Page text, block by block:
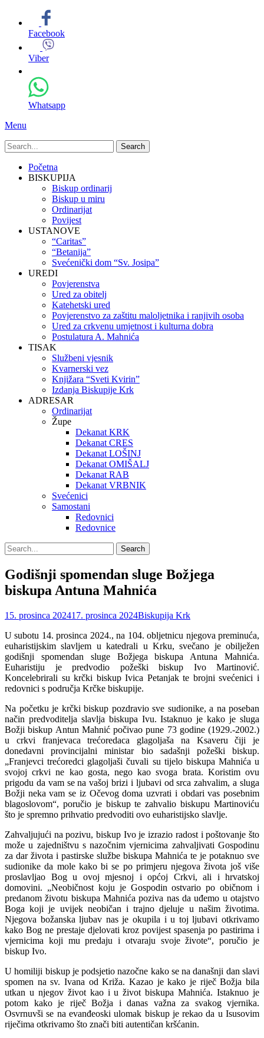
Facebook
Viber
Whatsapp
Menu
Search
for:
Primary
Menu
Skip
Početna
BISKUPIJA
Biskup ordinarij
Biskup u miru
Ordinarijat
Povijest
USTANOVE
“Caritas”
“Betanija”
Svećenički dom “Sv. Josipa”
UREDI
Povjerenstva
Ured za obitelj
Katehetski ured
Povjerenstvo za zaštitu maloljetnika i ranjivih osoba
Ured za crkvenu umjetnost i kulturna dobra
Postulatura A. Mahnića
TISAK
Službeni vjesnik
Kvarnerski vez
Knjižara “Sveti Kvirin”
Izdanja Biskupije Krk
ADRESAR
Ordinarijat
Župe
Dekanat KRK
Dekanat CRES
Dekanat LOŠINJ
Dekanat OMIŠALJ
Dekanat RAB
Dekanat VRBNIK
Svećenici
Samostani
Redovnici
Redovnice
Search
Search
for:
Godišnji spomendan sluge Božjega
biskupa Antuna Mahnića
Posted
15. prosinca 202417. prosinca 2024Author
Biskupija Krk
U subotu 14. prosinca 2024., na 104. obljetnicu njegova preminuća,
euharistijskim slavljem u katedrali u Krku, svečano je obilježen
godišnji spomendan sluge Božjega biskupa Antuna Mahnića.
Euharistiju je predvodio požeški biskup Ivo Martinović.
Koncelebrirali su krčki biskup Ivica Petanjak te brojni svećenici i
redovnici s područja Krčke biskupije.
Na početku je krčki biskup pozdravio sve sudionike, a na poseban
način predvoditelja slavlja biskupa Ivu. Istaknuo je kako je sluga
Božji biskup Antun Mahnić počivao pune 73 godine (1929.-2002.)
u crkvi franjevaca trećoredaca glagoljaša na Ksaveru čiji je
donedavni provincijalni ministar bio sadašnji požeški biskup.
„Franjevci trećoredci glagoljaši čuvali su tijelo biskupa Mahnića u
svojoj crkvi ne kao gosta, nego kao svoga brata. Koristim ovu
prigodu da vam se na vašoj brizi i ljubavi od srca zahvalim, a sluga
Božji neka vam se iz Očevog doma uzvrati i obdari vas posebnim
blagoslovom“, poručio je biskup te zahvalio biskupu Martinoviću
što je spremno prihvatio predvoditi ovo euharistijsko slavlje.
Zahvaljujući na pozivu, biskup Ivo je izrazio radost i poštovanje što
može u zajedništvu s nazočnim vjernicima zahvaljivati Gospodinu
za dar života i pastirske službe biskupa Mahnića te je potaknuo sve
sudionike da mole kako bi se po primjeru njegova života još više
proslavljao Bog u ovoj mjesnoj i općoj Crkvi, ali i hrvatskoj
domovini. „Neobičnost koju je Gospodin ostvario po običnom i
predanom životu biskupa Mahnića poziva nas da uđemo u otajstvo
Boga koji je uvijek neobičan i trajno djeluje u našim životima.
Njegova božanska ljubav nas je okupila i u toj ljubavi otkrivamo
kako Bog ne prestaje djelovati kroz povijest spasenja po pastirima i
vjernicima koji mu predaju i otvaraju svoje živote“, poručio je
biskup Ivo.
U homiliji biskup je podsjetio nazočne kako se na današnji dan slavi
spomen na sv. Ivana od Križa. Kazao je kako je riječ Božja bila
utkan u njegov život kao i u život biskupa Mahnića. Istaknuo je
potom kako je riječ Božja i danas važna za svakog vjernika.
Osvrnuvši se na evanđeoski ulomak biskup je rekao da u Isusovim
riječima otkrivamo što znači biti autentičan kršćanin.